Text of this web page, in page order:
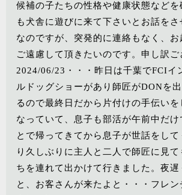
候補の子たちの性格や健康状態などを
も犬舎に遊びに来て下さいとお話をさ
なのですが、突発的に連絡もなく、お
ご遠慮して頂きたいのです。申し訳ご
2024/06/23・・・昨日は千葉でFCIイ
ルドッグショーがあり師匠がDONを
るので最終日だから片付けの手伝いを
なっていて、息子も部活が午前中だけ
とで帰ってきてから息子が世話をし
り久しぶりに主人と二人で師匠に見て
ちを連れて出かけて行きました。夜遅
と、お客さんが来たよと・・・フレ